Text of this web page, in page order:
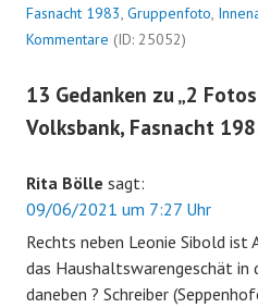
Fasnacht 1983, Gruppenfoto,
Kommentare (ID: 25052)
13 Gedanken zu „2
Volksbank, Fasnacht
Rita Bölle sagt:
09/06/2021 um 7:27 Uhr
Rechts neben Leonie Sibold ist
das Haushaltswarengeschät in
daneben ? Schreiber